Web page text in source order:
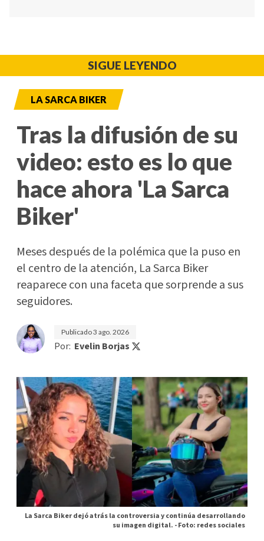
SIGUE LEYENDO
LA SARCA BIKER
Tras la difusión de su
video: esto es lo que
hace ahora 'La Sarca
Biker'
Meses después de la polémica que la puso en
el centro de la atención, La Sarca Biker
reaparece con una faceta que sorprende a sus
seguidores.
Publicado3 ago. 2026
Por: Evelin Borjas
La Sarca Biker dejó atrás la controversia y continúa desarrollando
su imagen digital. -Foto: redes sociales